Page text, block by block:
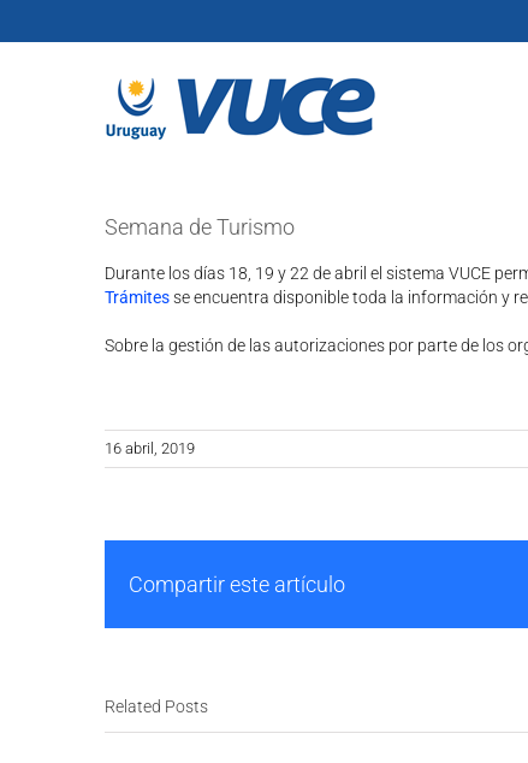
Semana de Turismo
Durante los días 18, 19 y 22 de abril el sistema VUCE
Trámitesse encuentra disponible toda la información y
Sobre la gestión de las autorizaciones por parte de los
16 abril, 2019
Compartir este artículo
Related Posts